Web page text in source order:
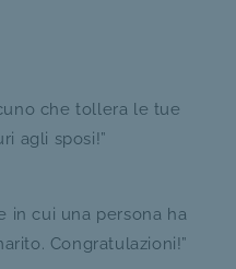
che tollera le tue
agli sposi!”
in cui una persona ha
Congratulazioni!”